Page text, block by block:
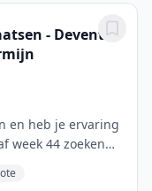
- Deventer
en heb je ervaring
week 44 zoeken
in Deventer.